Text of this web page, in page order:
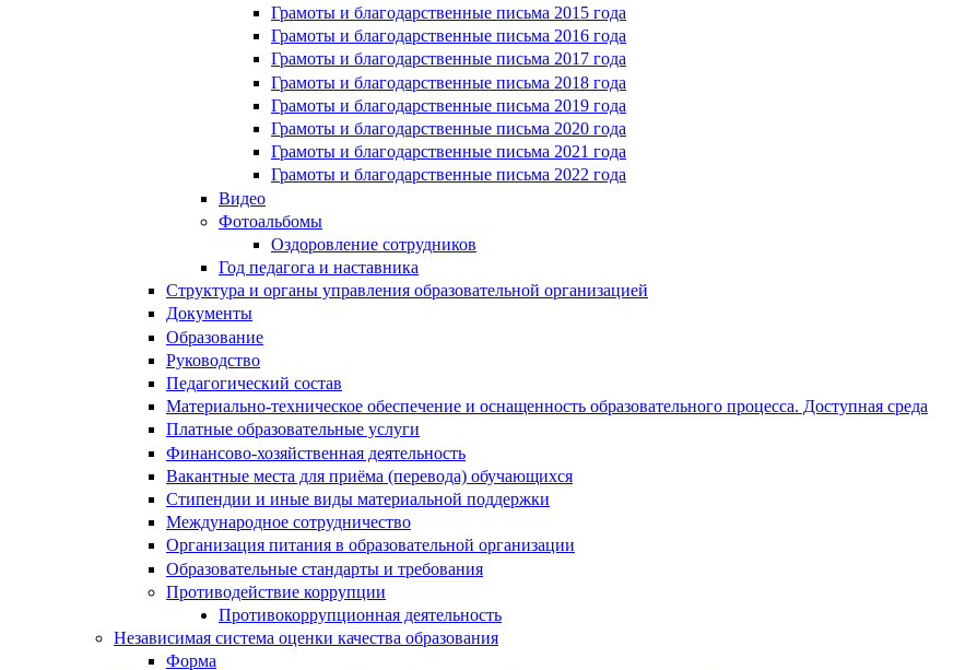
Грамоты и благодарственные письма 2015 года
Грамоты и благодарственные письма 2016 года
Грамоты и благодарственные письма 2017 года
Грамоты и благодарственные письма 2018 года
Грамоты и благодарственные письма 2019 года
Грамоты и благодарственные письма 2020 года
Грамоты и благодарственные письма 2021 года
Грамоты и благодарственные письма 2022 года
Видео
Фотоальбомы
Оздоровление сотрудников
Год педагога и наставника
Структура и органы управления образовательной организацией
Документы
Образование
Руководство
Педагогический состав
Материально-техническое обеспечение и оснащенность образовательного процесса. Доступная среда
Платные образовательные услуги
Финансово-хозяйственная деятельность
Вакантные места для приёма (перевода) обучающихся
Стипендии и иные виды материальной поддержки
Международное сотрудничество
Организация питания в образовательной организации
Образовательные стандарты и требования
Противодействие коррупции
Противокоррупционная деятельность
Независимая система оценки качества образования
Форма